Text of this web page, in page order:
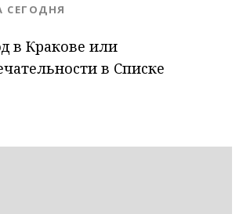
в Кракове или
в Списке
СЕГОДНЯ